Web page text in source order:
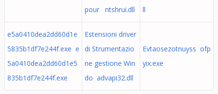
pour ntshrui.dll
ll
e5a0410dea2dd60d1e
5835b1df7e244f.exe e
5a0410dea2dd60d1e5
835b1df7e244f.exe
Estensioni driver
di Strumentazio
ne gestione Win
do advapi32.dll
Evtaosezotnuyss ofp
yix.exe